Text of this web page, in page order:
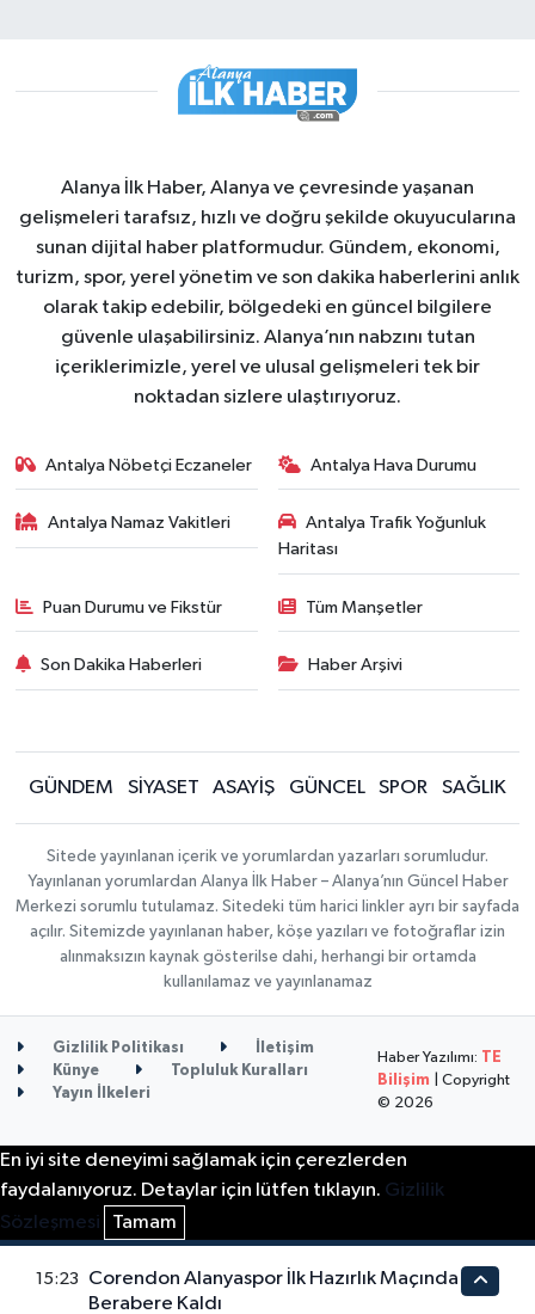
Alanya İlk Haber, Alanya ve çevresinde yaşanan
gelişmeleri tarafsız, hızlı ve doğru şekilde okuyucularına
sunan dijital haber platformudur. Gündem, ekonomi,
turizm, spor, yerel yönetim ve son dakika haberlerini anlık
olarak takip edebilir, bölgedeki en güncel bilgilere
güvenle ulaşabilirsiniz. Alanya’nın nabzını tutan
içeriklerimizle, yerel ve ulusal gelişmeleri tek bir
noktadan sizlere ulaştırıyoruz.
Antalya Nöbetçi Eczaneler Antalya Hava Durumu
Antalya Namaz Vakitleri
Antalya Trafik Yoğunluk
Haritası
Puan Durumu ve Fikstür Tüm Manşetler
Son Dakika Haberleri Haber Arşivi
GÜNDEM SİYASET ASAYİŞ GÜNCEL SPOR SAĞLIK
Sitede yayınlanan içerik ve yorumlardan yazarları sorumludur.
Yayınlanan yorumlardan Alanya İlk Haber – Alanya’nın Güncel Haber
Merkezi sorumlu tutulamaz. Sitedeki tüm harici linkler ayrı bir sayfada
açılır. Sitemizde yayınlanan haber, köşe yazıları ve fotoğraflar izin
alınmaksızın kaynak gösterilse dahi, herhangi bir ortamda
kullanılamaz ve yayınlanamaz
Gizlilik Politikası
İletişim
Künye
Topluluk Kuralları
Yayın İlkeleri
Haber Yazılımı: TE
Bilişim | Copyright
© 2026
En iyi site deneyimi sağlamak için çerezlerden
faydalanıyoruz. Detaylar için lütfen tıklayın. Gizlilik
Sözleşmesi
Tamam
15:23
Corendon Alanyaspor İlk Hazırlık Maçında
Berabere Kaldı